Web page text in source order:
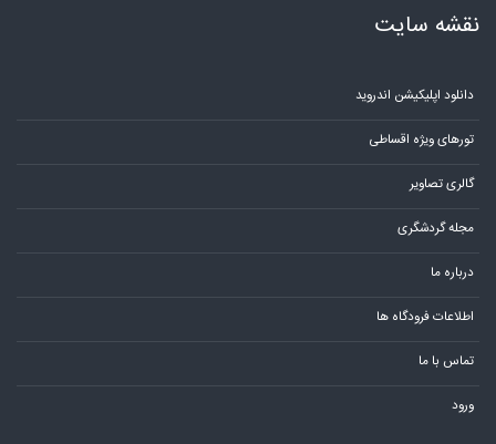
نقشه سایت
دانلود اپلیکیشن اندروید
تورهای ویژه اقساطی
گالری تصاویر
مجله گردشگری
درباره ما
اطلاعات فرودگاه ها
تماس با ما
ورود